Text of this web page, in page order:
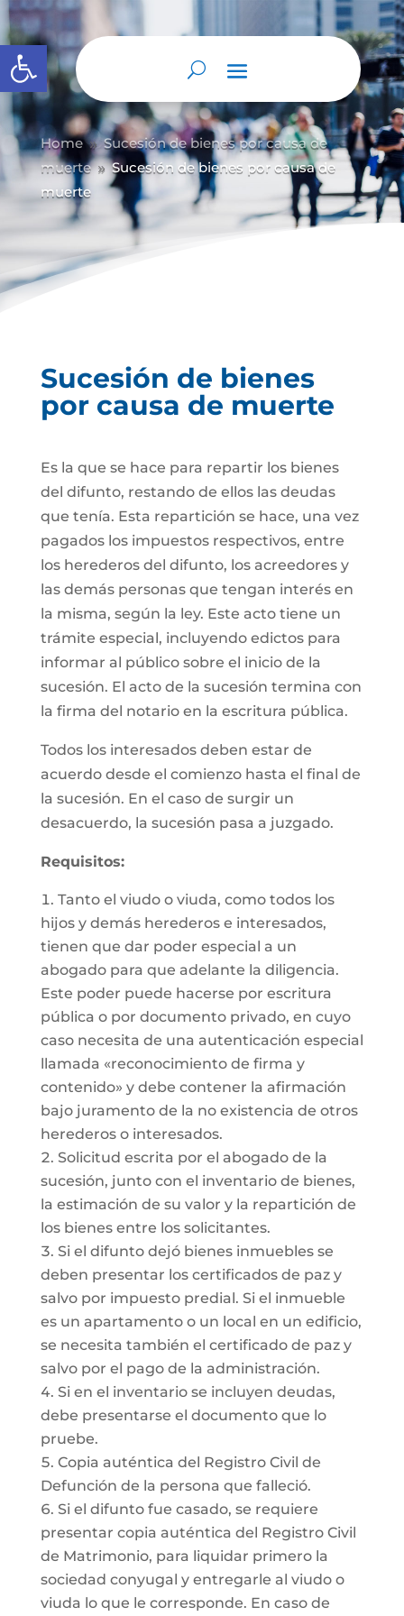
Abrir barra de herramientas
Home 9 Sucesión de bienes por causa de
muerte 9 Sucesión de bienes por causa de
muerte
Sucesión de bienes
por causa de muerte
Es la que se hace para repartir los bienes
del difunto, restando de ellos las deudas
que tenía. Esta repartición se hace, una vez
pagados los impuestos respectivos, entre
los herederos del difunto, los acreedores y
las demás personas que tengan interés en
la misma, según la ley. Este acto tiene un
trámite especial, incluyendo edictos para
informar al público sobre el inicio de la
sucesión. El acto de la sucesión termina con
la firma del notario en la escritura pública.
Todos los interesados deben estar de
acuerdo desde el comienzo hasta el final de
la sucesión. En el caso de surgir un
desacuerdo, la sucesión pasa a juzgado.
Requisitos:
Tanto el viudo o viuda, como todos los
hijos y demás herederos e interesados,
tienen que dar poder especial a un
abogado para que adelante la diligencia.
Este poder puede hacerse por escritura
pública o por documento privado, en cuyo
caso necesita de una autenticación especial
llamada «reconocimiento de firma y
contenido» y debe contener la afirmación
bajo juramento de la no existencia de otros
herederos o interesados.
Solicitud escrita por el abogado de la
sucesión, junto con el inventario de bienes,
la estimación de su valor y la repartición de
los bienes entre los solicitantes.
Si el difunto dejó bienes inmuebles se
deben presentar los certificados de paz y
salvo por impuesto predial. Si el inmueble
es un apartamento o un local en un edificio,
se necesita también el certificado de paz y
salvo por el pago de la administración.
Si en el inventario se incluyen deudas,
debe presentarse el documento que lo
pruebe.
Copia auténtica del Registro Civil de
Defunción de la persona que falleció.
Si el difunto fue casado, se requiere
presentar copia auténtica del Registro Civil
de Matrimonio, para liquidar primero la
sociedad conyugal y entregarle al viudo o
viuda lo que le corresponde. En caso de